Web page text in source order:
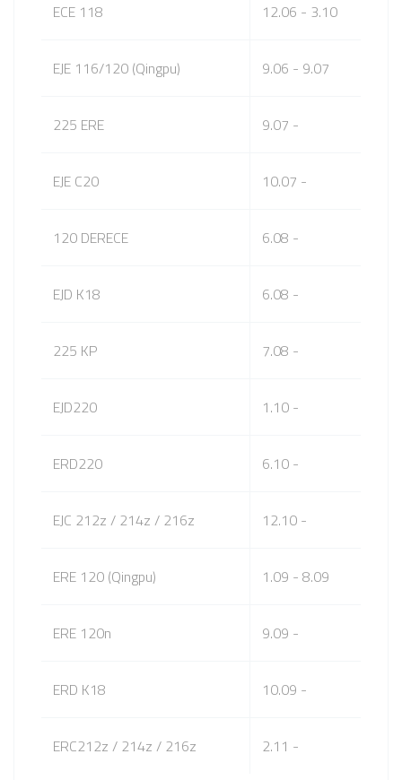
ECE 118 12.06 - 3.10
EJE 116/120 (Qingpu) 9.06 - 9.07
225 ERE 9.07 -
EJE C20 10.07 -
120 DERECE 6.08 -
EJD K18 6.08 -
225 KP 7.08 -
EJD220 1.10 -
ERD220 6.10 -
EJC 212z / 214z / 216z 12.10 -
ERE 120 (Qingpu) 1.09 - 8.09
ERE 120n 9.09 -
ERD K18 10.09 -
ERC212z / 214z / 216z 2.11 -